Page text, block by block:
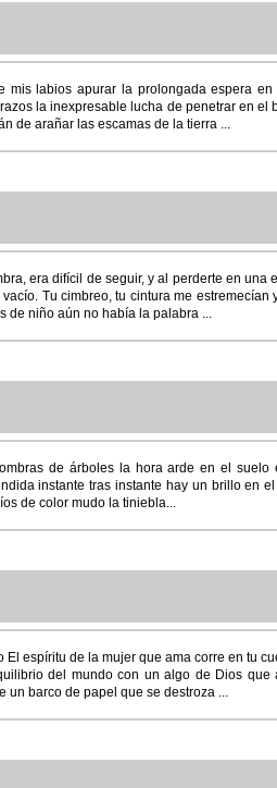
mis labios apurar la prolongada espera
la inexpresable lucha de penetrar en el
de arañar las escamas de la tierra ...
era difícil de seguir, y al perderte en
Tu cimbreo, tu cintura me
de niño aún no había la palabra ...
de árboles la hora arde en el
instante tras instante hay un brillo en
de color mudo la tiniebla...
El espíritu de la mujer que ama corre en tu
del mundo con un algo de Dios
un barco de papel que se destroza ...